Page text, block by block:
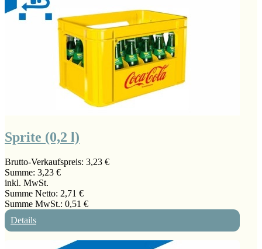
Sprite (0,2 l)
Brutto-Verkaufspreis: 3,23 €
Summe: 3,23 €
inkl. MwSt.
Summe Netto: 2,71 €
Summe MwSt.: 0,51 €
Details